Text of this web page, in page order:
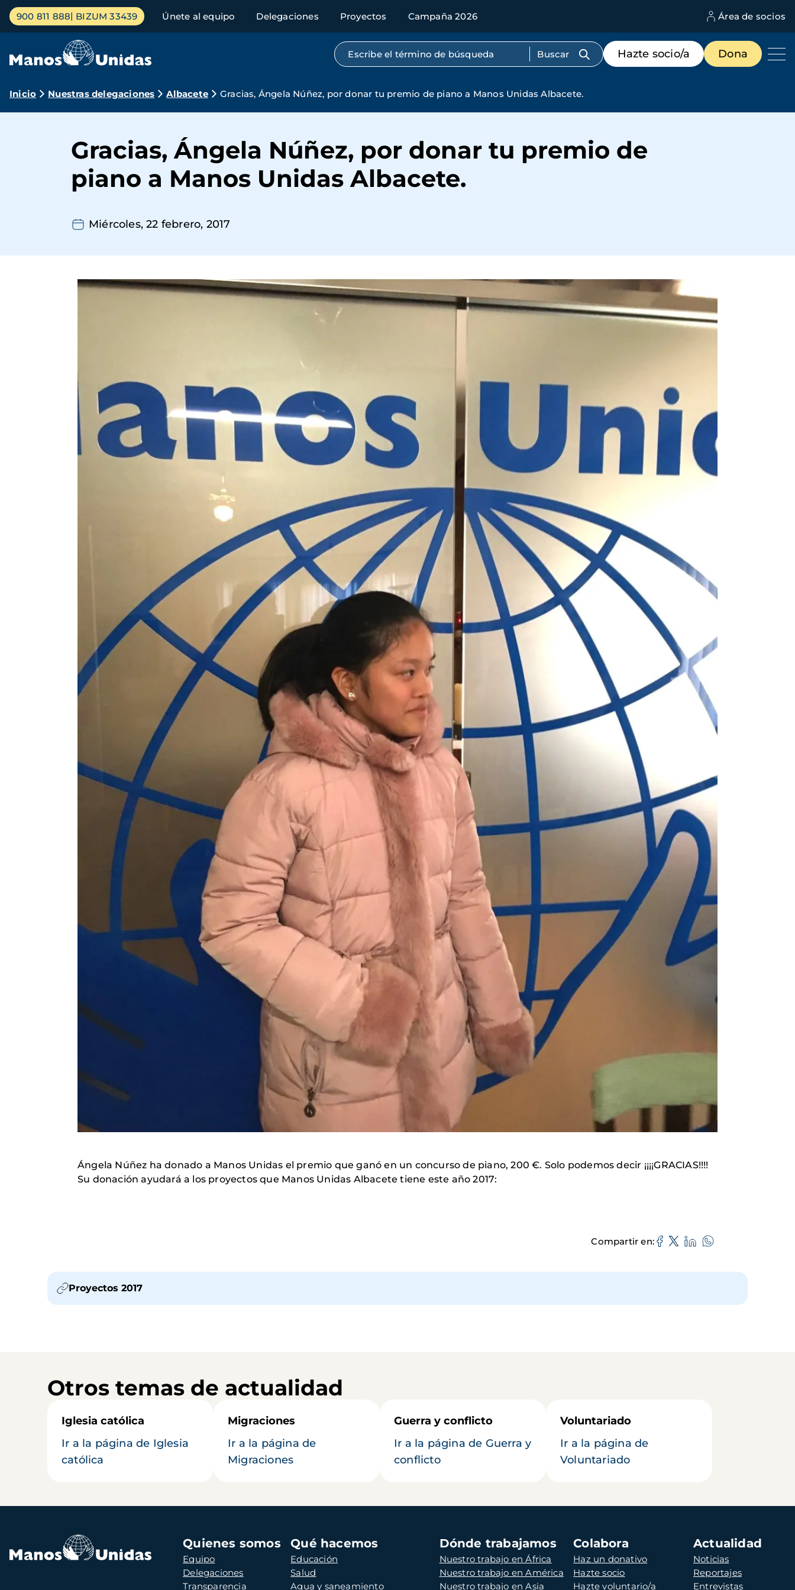
Pasar
contenido
Menú
principal
900 811 888 BIZUM 33439 Únete al equipo Delegaciones Proyectos Campaña 2026 Área de socios
Búsqueda por texto completo
Menú
de
destacados
Hazte socio/a Dona
Ruta
navegación
Inicio Nuestras delegaciones Albacete Gracias, Ángela Núñez, por donar tu premio de piano a Manos Unidas Albacete.
Gracias, Ángela Núñez, por donar tu premio de
piano a Manos Unidas Albacete.
Miércoles, 22 febrero, 2017
Ángela Núñez ha donado a Manos Unidas el premio que ganó en un concurso de piano, 200 €. Solo podemos decir ¡¡¡¡GRACIAS!!!!
Su donación ayudará a los proyectos que Manos Unidas Albacete tiene este año 2017:
Compartir en
Proyectos 2017
Otros temas de actualidad
Iglesia católica
Ir a la página de Iglesia
católica
Migraciones
Ir a la página de
Migraciones
Guerra y conflicto
Ir a la página de Guerra y
conflicto
Voluntariado
Ir a la página de
Voluntariado
Navegación
principal
Quienes somos
Equipo
Delegaciones
Transparencia
Qué hacemos
Educación
Salud
Agua y saneamiento
Dónde trabajamos
Nuestro trabajo en África
Nuestro trabajo en América
Nuestro trabajo en Asia
Colabora
Haz un donativo
Hazte socio
Hazte voluntario/a
Actualidad
Noticias
Reportajes
Entrevistas